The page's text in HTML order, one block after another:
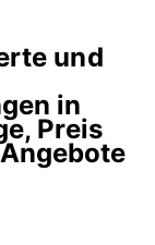
und
in
Preis